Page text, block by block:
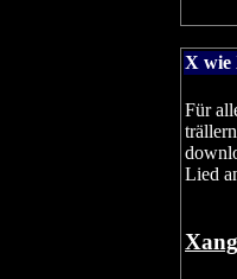
X wie
Für
Lied